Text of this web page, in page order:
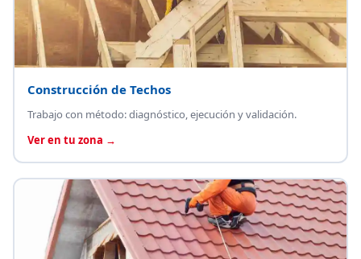
Construcción de Techos
Trabajo con método: diagnóstico, ejecución y validación.
Ver en tu zona →